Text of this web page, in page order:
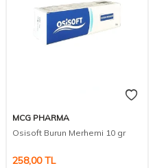
MCG PHARMA
Osisoft Burun Merhemi 10 gr
258,00TL